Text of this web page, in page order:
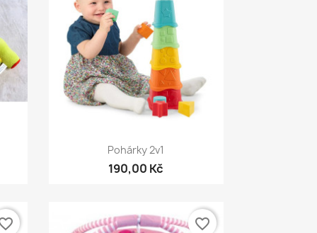
Rychlý náhled
Pohárky 2v1
190,00 Kč
favorite_border